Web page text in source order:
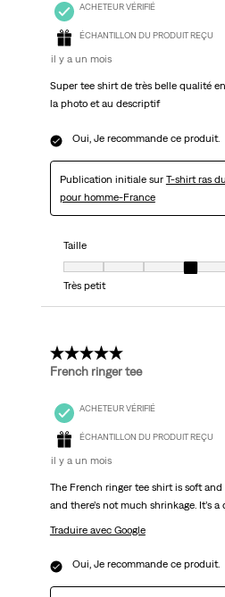
ACHETEUR VÉRIFIÉ
ÉCHANTILLON DU PRODUIT REÇU
il y a un mois
Super tee shirt de très belle qualité
la photo et au descriptif
Oui, Je recommande ce produit.
Publication initiale sur T-shirt ras
pour homme-France
Taille
Taille, 4 sur 7, où 1 est égal à Très
Très petit
5 étoile(s) sur 5.
French ringer tee
ACHETEUR VÉRIFIÉ
ÉCHANTILLON DU PRODUIT REÇU
il y a un mois
The French ringer tee shirt is soft and
and there’s not much shrinkage. It’s
Traduire avec Google
Oui, Je recommande ce produit.